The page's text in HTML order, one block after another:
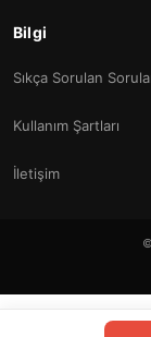
Bilgi
Sıkça Sorulan
Kullanım Şartları
İletişim